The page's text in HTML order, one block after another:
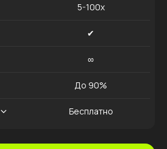
5-100x
✔
∞
До 90%
Бесплатно